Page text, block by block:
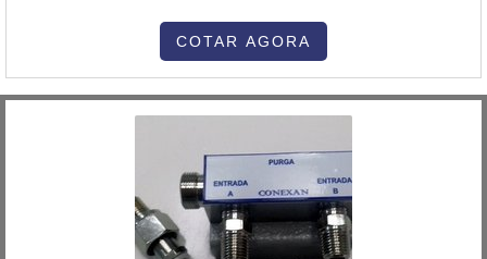
encontrar proteção com soluções para estufas, fornos e
FORNO ROTATIVOA Inovatti Queimad...
COTAR AGORA